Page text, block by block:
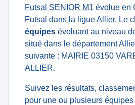
Futsal SENIOR M1 évolue en
Futsal dans la ligue Allier. Le
équipes évoluant au niveau
situé dans le département
suivante : MAIRIE 03150
ALLIER.
Suivez les résultats,
pour une ou plusieurs